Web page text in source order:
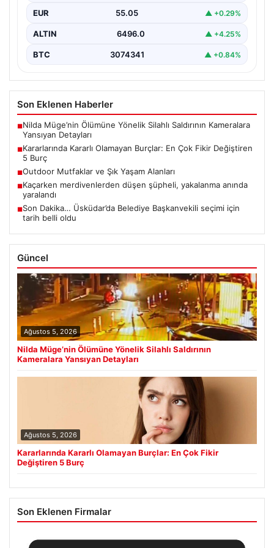
EUR 55.05 ▲ +0.29%
ALTIN 6496.0 ▲ +4.25%
BTC 3074341 ▲ +0.84%
Son Eklenen Haberler
■Nilda Müge’nin Ölümüne Yönelik Silahlı Saldırının Kameralara
Yansıyan Detayları
■Kararlarında Kararlı Olamayan Burçlar: En Çok Fikir Değiştiren
5 Burç
■Outdoor Mutfaklar ve Şık Yaşam Alanları
■Kaçarken merdivenlerden düşen şüpheli, yakalanma anında
yaralandı
■Son Dakika… Üsküdar’da Belediye Başkanvekili seçimi için
tarih belli oldu
Güncel
Ağustos 5, 2026
Nilda Müge’nin Ölümüne Yönelik Silahlı Saldırının
Kameralara Yansıyan Detayları
Ağustos 5, 2026
Kararlarında Kararlı Olamayan Burçlar: En Çok Fikir
Değiştiren 5 Burç
Son Eklenen Firmalar